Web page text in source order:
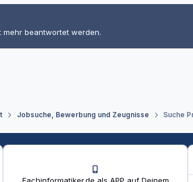
beantwortet werden.
Jobsuche, Bewerbung und Zeugnisse Suche